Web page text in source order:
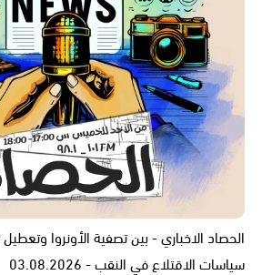
الحصاد الاخباري - بين تصفية الأونروا
سياسات الاقتلاع في النقب - 03.08.2026